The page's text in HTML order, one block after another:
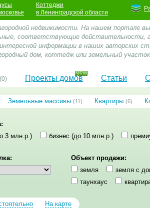
Коттеджи
в Ленинградской области
недвижимости. На нашем портале
соответствующие
информации в наших авторских
дом, коттедж или земельный
(0) Проекты домов Статьи
Земельные массивы (11) Квартиры (6)
3 млн.р.)
бизнес (до 10 млн.р.)
Объект продажи:
земля
земля с
таунхаус
На карте